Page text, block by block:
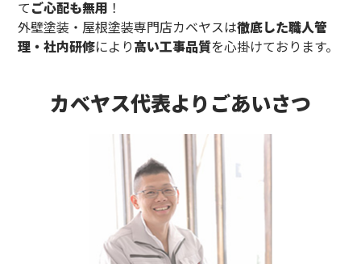
てご心配も無用 ！
外壁塗装・屋根塗装専門店カベヤスは徹底した職人管
理・社内研修により高い工事品質を心掛けております。
カベヤス代表よりごあいさつ